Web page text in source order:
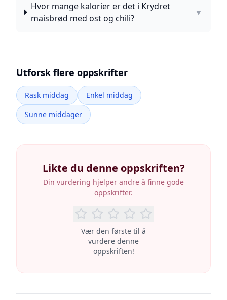
Hvor mange kalorier er det i Krydret
maisbrød med ost og chili?
▼
Utforsk flere oppskrifter
Rask middag
Enkel middag
Sunne middager
Likte du denne oppskriften?
Din vurdering hjelper andre å finne gode
oppskrifter.
Vær den første til å
vurdere denne
oppskriften!